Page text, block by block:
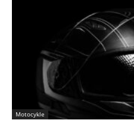
Motocykle